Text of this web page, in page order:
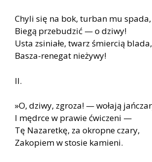
Chyli się na bok, turban mu spada,
Biegą przebudzić — o dziwy!
Usta zsiniałe, twarz śmiercią blada,
Basza-renegat nieżywy!
II.
»O, dziwy, zgroza! — wołają
I mędrce w prawie ćwiczeni —
Tę Nazaretkę, za okropne czary,
Zakopiem w stosie kamieni.